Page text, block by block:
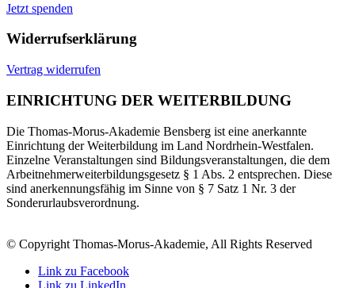
Jetzt spenden
Widerrufserklärung
Vertrag widerrufen
EINRICHTUNG DER WEITERBILDUNG
Die Thomas-Morus-Akademie Bensberg ist eine anerkannte
Einrichtung der Weiterbildung im Land Nordrhein-Westfalen.
Einzelne Veranstaltungen sind Bildungsveranstaltungen, die dem
Arbeitnehmerweiterbildungsgesetz § 1 Abs. 2 entsprechen. Diese
sind anerkennungsfähig im Sinne von § 7 Satz 1 Nr. 3 der
Sonderurlaubsverordnung.
© Copyright Thomas-Morus-Akademie, All Rights Reserved
Link zu Facebook
Link zu LinkedIn